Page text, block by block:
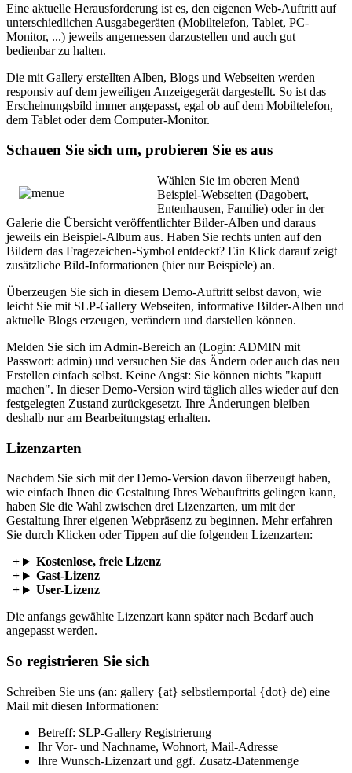
Eine aktuelle Herausforderung ist es, den eigenen Web-Auftritt auf
unterschiedlichen Ausgabegeräten (Mobiltelefon, Tablet, PC-
Monitor, ...) jeweils angemessen darzustellen und auch gut
bedienbar zu halten.
Die mit Gallery erstellten Alben, Blogs und Webseiten werden
responsiv auf dem jeweiligen Anzeigegerät dargestellt. So ist das
Erscheinungsbild immer angepasst, egal ob auf dem Mobiltelefon,
dem Tablet oder dem Computer-Monitor.
Schauen Sie sich um, probieren Sie es aus
Wählen Sie im oberen Menü
Beispiel-Webseiten (Dagobert,
Entenhausen, Familie) oder in der
Galerie die Übersicht veröffentlichter Bilder-Alben und daraus
jeweils ein Beispiel-Album aus. Haben Sie rechts unten auf den
Bildern das Fragezeichen-Symbol entdeckt? Ein Klick darauf zeigt
zusätzliche Bild-Informationen (hier nur Beispiele) an.
Überzeugen Sie sich in diesem Demo-Auftritt selbst davon, wie
leicht Sie mit SLP-Gallery Webseiten, informative Bilder-Alben und
aktuelle Blogs erzeugen, verändern und darstellen können.
Melden Sie sich im Admin-Bereich an (Login: ADMIN mit
Passwort: admin) und versuchen Sie das Ändern oder auch das neu
Erstellen einfach selbst. Keine Angst: Sie können nichts "kaputt
machen". In dieser Demo-Version wird täglich alles wieder auf den
festgelegten Zustand zurückgesetzt. Ihre Änderungen bleiben
deshalb nur am Bearbeitungstag erhalten.
Lizenzarten
Nachdem Sie sich mit der Demo-Version davon überzeugt haben,
wie einfach Ihnen die Gestaltung Ihres Webauftritts gelingen kann,
haben Sie die Wahl zwischen drei Lizenzarten, um mit der
Gestaltung Ihrer eigenen Webpräsenz zu beginnen. Mehr erfahren
Sie durch Klicken oder Tippen auf die folgenden Lizenzarten:
Kostenlose, freie Lizenz
Gast-Lizenz
User-Lizenz
Die anfangs gewählte Lizenzart kann später nach Bedarf auch
angepasst werden.
So registrieren Sie sich
Schreiben Sie uns (an: gallery {at} selbstlernportal {dot} de) eine
Mail mit diesen Informationen:
Betreff: SLP-Gallery Registrierung
Ihr Vor- und Nachname, Wohnort, Mail-Adresse
Ihre Wunsch-Lizenzart und ggf. Zusatz-Datenmenge